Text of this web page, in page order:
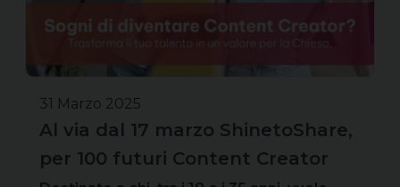
31 Marzo 2025
Al via dal 17 marzo ShinetoShare,
per 100 futuri Content Creator